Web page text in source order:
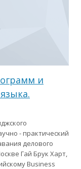
и
- практический
делового
Гай Брук Харт,
Business